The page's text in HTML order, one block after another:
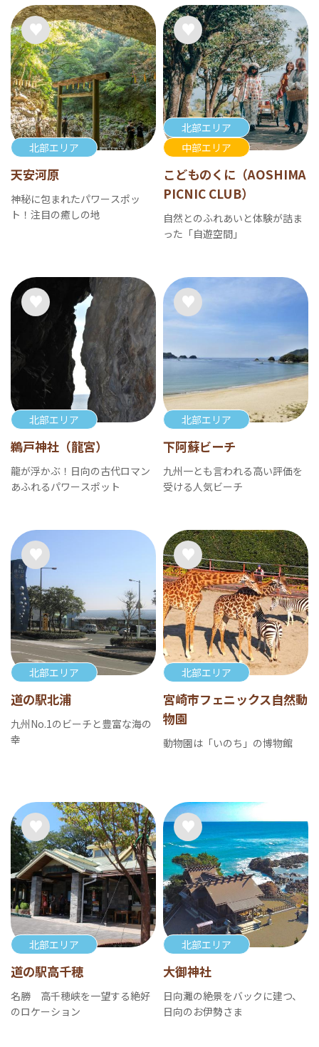
北部エリア
天安河原
神秘に包まれたパワースポッ
ト！注目の癒しの地
北部エリア
中部エリア
こどものくに（AOSHIMA
PICNIC CLUB）
自然とのふれあいと体験が詰ま
った「自遊空間」
北部エリア
鵜戸神社（龍宮）
龍が浮かぶ！日向の古代ロマン
あふれるパワースポット
北部エリア
下阿蘇ビーチ
九州一とも言われる高い評価を
受ける人気ビーチ
北部エリア
道の駅北浦
九州No.1のビーチと豊富な海の
幸
北部エリア
宮崎市フェニックス自然動
物園
動物園は「いのち」の博物館
北部エリア
道の駅高千穂
名勝 高千穂峡を一望する絶好
のロケーション
北部エリア
大御神社
日向灘の絶景をバックに建つ、
日向のお伊勢さま